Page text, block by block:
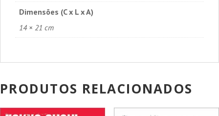
Dimensões (C x L x A)
14 × 21 cm
PRODUTOS RELACIONADOS